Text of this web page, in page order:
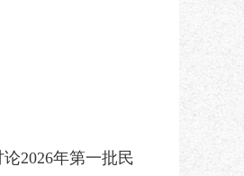
论2026年第一批民